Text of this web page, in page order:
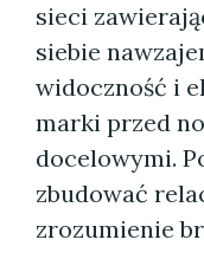
sieci
siebie
widoczność i
marki przed
docelowymi.
zbudować
zrozumienie